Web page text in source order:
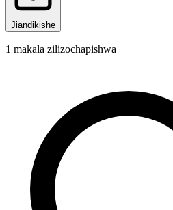
Jiandikishe
1 makala zilizochapishwa